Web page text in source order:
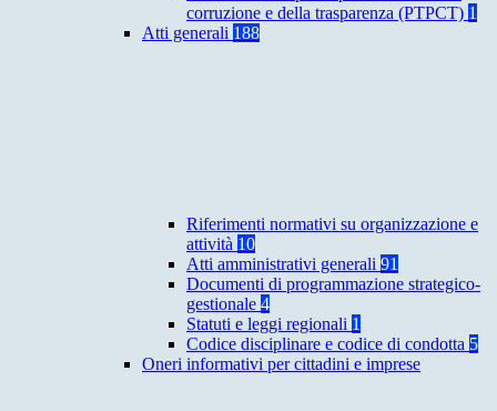
corruzione e della trasparenza (PTPCT) 1
Atti generali 188
Riferimenti normativi su organizzazione e
attività 10
Atti amministrativi generali 91
Documenti di programmazione strategico-
gestionale 4
Statuti e leggi regionali 1
Codice disciplinare e codice di condotta 5
Oneri informativi per cittadini e imprese